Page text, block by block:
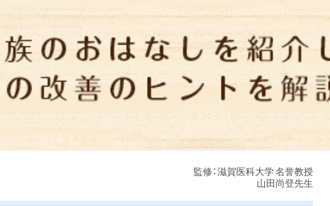
監修：滋賀医科大学 名誉教授
山田尚登先生